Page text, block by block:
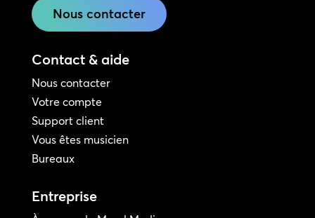
Nous contacter
Contact & aide
Nous contacter
Votre compte
Support client
Vous êtes musicien
Bureaux
Entreprise